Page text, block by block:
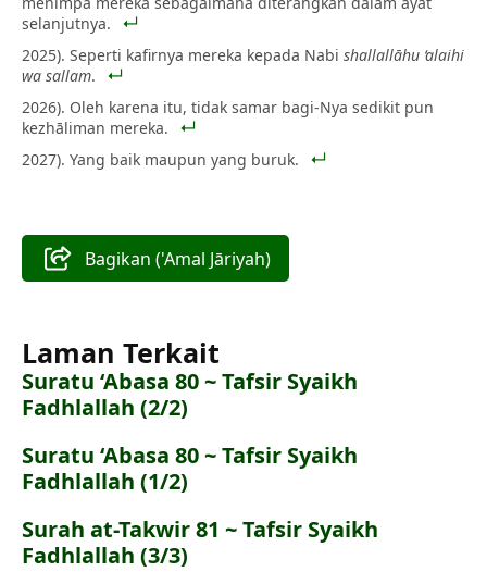
selanjutnya.
2025). Seperti kafirnya mereka kepada Nabi shallallāhu ‘alaihi
wa sallam.
2026). Oleh karena itu, tidak samar bagi-Nya sedikit pun
kezhāliman mereka.
2027). Yang baik maupun yang buruk.
Bagikan ('Amal Jāriyah)
Laman Terkait
Suratu ‘Abasa 80 ~ Tafsir Syaikh
Fadhlallah (2/2)
Suratu ‘Abasa 80 ~ Tafsir Syaikh
Fadhlallah (1/2)
Surah at-Takwir 81 ~ Tafsir Syaikh
Fadhlallah (3/3)